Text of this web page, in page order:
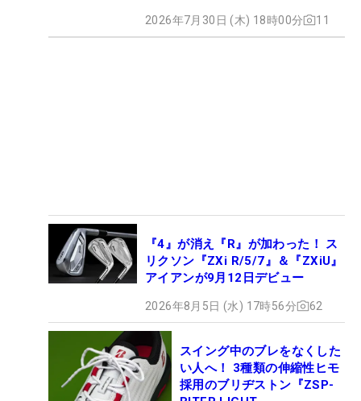
2026年7月30日 (木) 18時00分 11
『4』が消え『R』が加わった！ ス
リクソン『ZXi R/5/7』＆『ZXiU』
アイアンが9月12日デビュー
2026年8月5日 (水) 17時56分 62
スイング中のブレをなくした
い人へ！ 3種類の伸縮性ヒモ
採用のブリヂストン『ZSP-